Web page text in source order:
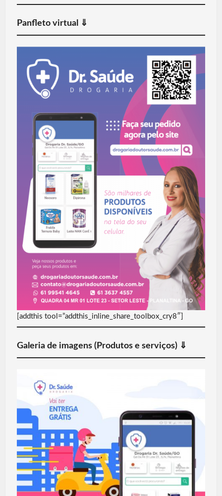
Panfleto virtual ⇓
[addthis tool=”addthis_inline_share_toolbox_cry8″]
Galeria de imagens (Produtos e serviços) ⇓